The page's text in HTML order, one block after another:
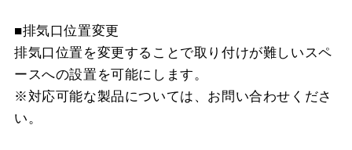
■排気口位置変更
排気口位置を変更することで取り付けが難しいスペ
ースへの設置を可能にします。
※対応可能な製品については、お問い合わせくださ
い。